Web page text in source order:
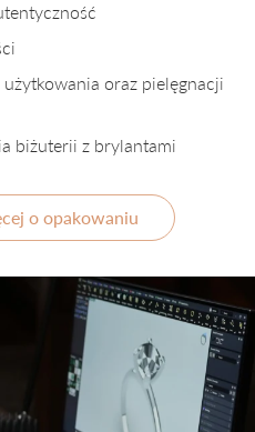
oraz pielęgnacji
biżuterii z brylantami
o opakowaniu